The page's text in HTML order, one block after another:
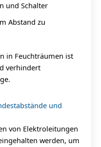
und Schalter
Abstand zu
in Feuchträumen ist
verhindert
und
von Elektroleitungen
werden, um